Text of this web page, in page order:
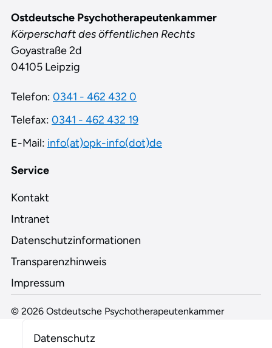
Service
Kontakt
Intranet
Datenschutzinformationen
Transparenzhinweis
Impressum
Ostdeutsche Psychotherapeutenkammer
Körperschaft des öffentlichen Rechts
Goyastraße 2d
04105 Leipzig
Telefon: 0341 - 462 432 0
Telefax: 0341 - 462 432 19
E-Mail: info(at)opk-info(dot)de
© 2026 Ostdeutsche Psychotherapeutenkammer
Datenschutz